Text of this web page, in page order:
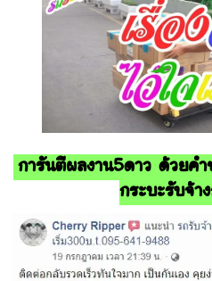
การันตีผลงาน5ดาว ด้วยคำ
กระบะรับจ้า